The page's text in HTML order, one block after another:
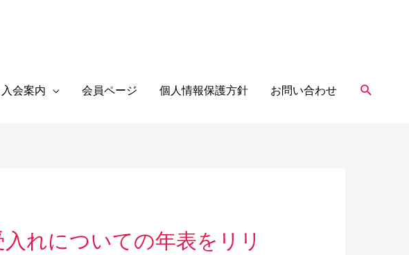
入会案内 会員ページ 個人情報保護方針 お問い合わせ
検
れについての年表をリリ